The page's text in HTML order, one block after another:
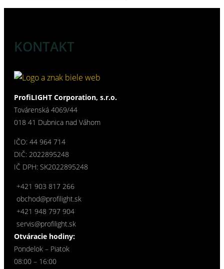
KONTAKT
ProfiLIGHT Corporation, s.r.o.
Továrenská 4069/44
018 41 Dubnica nad Váhom
IČO: 44 964 714
DIČ: 2022895248
IČ DPH: SK2022895248
+421 903 817 266
obchod@profilight.sk
+421 948 797 904
servis@profilight.sk
Otváracie hodiny:
Pondelok – Piatok
08:00 – 16:00